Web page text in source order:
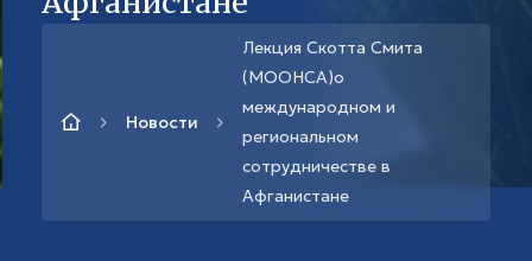
Новости
Лекция Скотта Смита
(МООНСА)о
международном и
региональном
сотрудничестве в
Афганистане